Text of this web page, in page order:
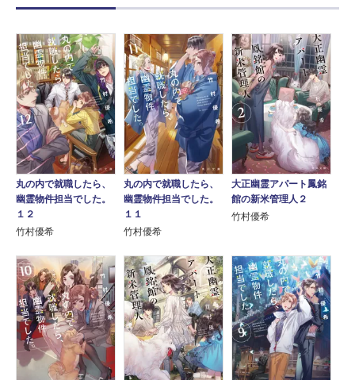
丸の内で就職したら、
幽霊物件担当でした。
１２
竹村優希
丸の内で就職したら、
幽霊物件担当でした。
１１
竹村優希
大正幽霊アパート鳳銘
館の新米管理人２
竹村優希